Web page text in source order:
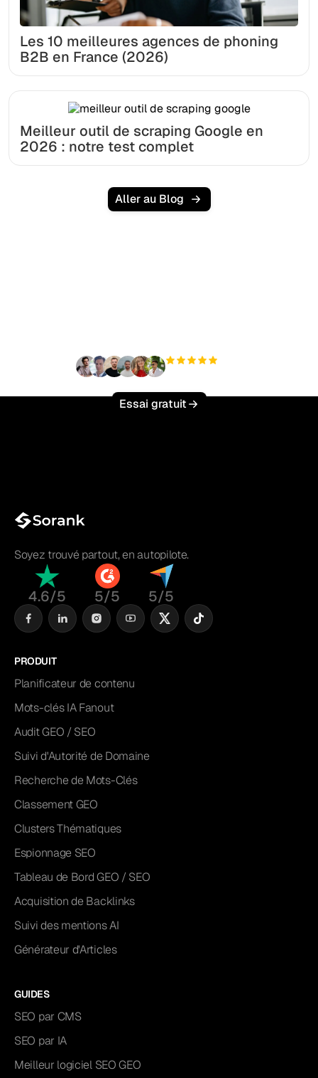
Les 10 meilleures agences de phoning
B2B en France (2026)
Meilleur outil de scraping Google en
2026 : notre test complet
Aller au Blog
Essai gratuit
Soyez trouvé partout, en autopilote.
4.6/5 5/5 5/5
PRODUIT
Planificateur de contenu
Mots-clés IA Fanout
Audit GEO / SEO
Suivi d'Autorité de Domaine
Recherche de Mots-Clés
Classement GEO
Clusters Thématiques
Espionnage SEO
Tableau de Bord GEO / SEO
Acquisition de Backlinks
Suivi des mentions AI
Générateur d'Articles
GUIDES
SEO par CMS
SEO par IA
Meilleur logiciel SEO GEO